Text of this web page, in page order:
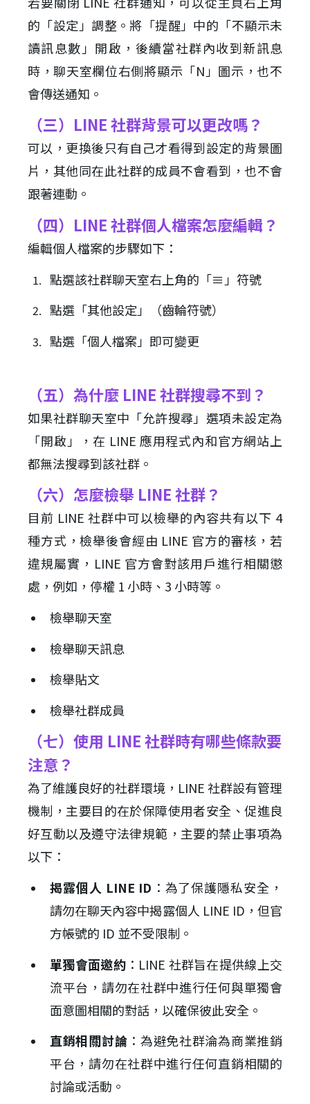
的「設定」調整。將「提醒」中的「不顯示未
讀訊息數」開啟，後續當社群內收到新訊息
時，聊天室欄位右側將顯示「N」圖示，也不
會傳送通知。
（三）LINE 社群背景可以更改嗎？
可以，更換後只有自己才看得到設定的背景圖
片，其他同在此社群的成員不會看到，也不會
跟著連動。
（四）LINE 社群個人檔案怎麼編輯？
編輯個人檔案的步驟如下：
點選該社群聊天室右上角的「≡」符號
點選「其他設定」（齒輪符號）
點選「個人檔案」即可變更
（五）為什麼 LINE 社群搜尋不到？
如果社群聊天室中「允許搜尋」選項未設定為
「開啟」，在 LINE 應用程式內和官方網站上
都無法搜尋到該社群。
（六）怎麼檢舉 LINE 社群？
目前 LINE 社群中可以檢舉的內容共有以下 4
種方式，檢舉後會經由 LINE 官方的審核，若
違規屬實，LINE 官方會對該用戶進行相關懲
處，例如，停權 1 小時、3 小時等。
檢舉聊天室
檢舉聊天訊息
檢舉貼文
檢舉社群成員
（七）使用 LINE 社群時有哪些條款要
注意？
為了維護良好的社群環境，LINE 社群設有管理
機制，主要目的在於保障使用者安全、促進良
好互動以及遵守法律規範，主要的禁止事項為
以下：
揭露個人 LINE ID ：為了保護隱私安全，
請勿在聊天內容中揭露個人 LINE ID，但官
方帳號的 ID 並不受限制。
單獨會面邀約：LINE 社群旨在提供線上交
流平台，請勿在社群中進行任何與單獨會
面意圖相關的對話，以確保彼此安全。
直銷相關討論 ：為避免社群淪為商業推銷
平台，請勿在社群中進行任何直銷相關的
討論或活動。